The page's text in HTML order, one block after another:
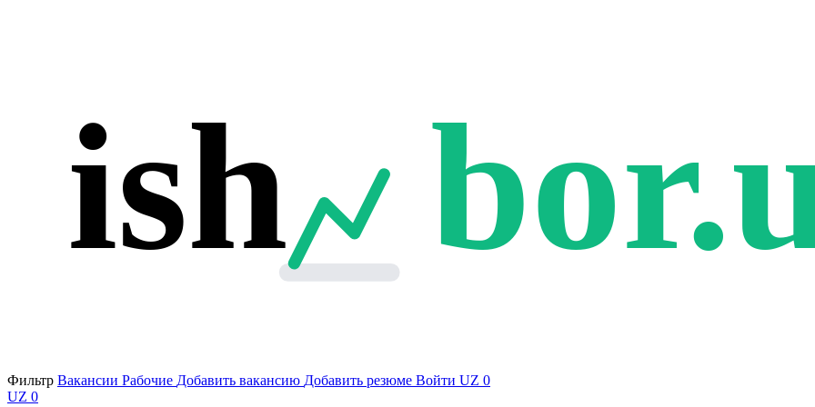
ish
Фильтр Вакансии Рабочие Добавить вакансию Добавить резюме Войти UZ 0
UZ 0